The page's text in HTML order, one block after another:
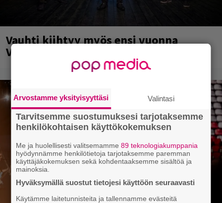
Vauhti kiihtyy myös ensi vuonna
Vantaalla
Arvostamme yksityisyyttäsi Valintasi
Tarvitsemme suostumuksesi tarjotaksemme
henkilökohtaisen käyttökokemuksen
Me ja huolellisesti valitsemamme89 teknologiakumppania
hyödynnämme henkilötietoja tarjotaksemme paremman
käyttäjäkokemuksen sekä kohdentaaksemme sisältöä ja
mainoksia.
Hyväksymällä suostut tietojesi käyttöön seuraavasti
Käytämme laitetunnisteita ja tallennamme evästeitä